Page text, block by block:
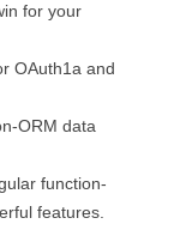
for your
OAuth1a and
ORM data
function-
features.